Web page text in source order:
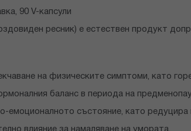
90 V-капсули
ресник) е естествен продукт
на физическите симптоми, като
баланс в периода на
емоционалното състояние, като